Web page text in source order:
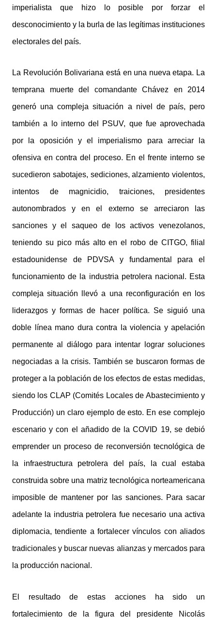
imperialista que hizo lo posible por forzar el
desconocimiento y la burla de las legítimas instituciones
electorales del país.
La Revolución Bolivariana está en una nueva etapa. La
temprana muerte del comandante Chávez en 2014
generó una compleja situación a nivel de país, pero
también a lo interno del PSUV, que fue aprovechada
por la oposición y el imperialismo para arreciar la
ofensiva en contra del proceso. En el frente interno se
sucedieron sabotajes, sediciones, alzamiento violentos,
intentos de magnicidio, traiciones, presidentes
autonombrados y en el externo se arreciaron las
sanciones y el saqueo de los activos venezolanos,
teniendo su pico más alto en el robo de CITGO, filial
estadounidense de PDVSA y fundamental para el
funcionamiento de la industria petrolera nacional. Esta
compleja situación llevó a una reconfiguración en los
liderazgos y formas de hacer política. Se siguió una
doble línea mano dura contra la violencia y apelación
permanente al diálogo para intentar lograr soluciones
negociadas a la crisis. También se buscaron formas de
proteger a la población de los efectos de estas medidas,
siendo los CLAP (Comités Locales de Abastecimiento y
Producción) un claro ejemplo de esto. En ese complejo
escenario y con el añadido de la COVID 19, se debió
emprender un proceso de reconversión tecnológica de
la infraestructura petrolera del país, la cual estaba
construida sobre una matriz tecnológica norteamericana
imposible de mantener por las sanciones. Para sacar
adelante la industria petrolera fue necesario una activa
diplomacia, tendiente a fortalecer vínculos con aliados
tradicionales y buscar nuevas alianzas y mercados para
la producción nacional.
El resultado de estas acciones ha sido un
fortalecimiento de la figura del presidente Nicolás